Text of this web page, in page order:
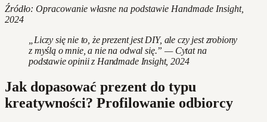
Źródło: Opracowanie własne na podstawie Handmade Insight,
2024
„Liczy się nie to, że prezent jest DIY, ale czy jest zrobiony
z myślą o mnie, a nie na odwal się.” — Cytat na
podstawie opinii z Handmade Insight, 2024
Jak dopasować prezent do typu
kreatywności? Profilowanie odbiorcy